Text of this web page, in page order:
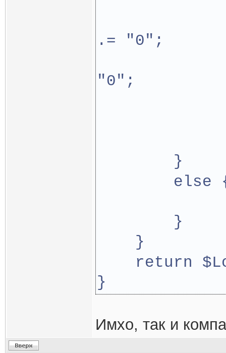
.= "0";
"0";
}
else
}
}
return
}
Имхо, так и